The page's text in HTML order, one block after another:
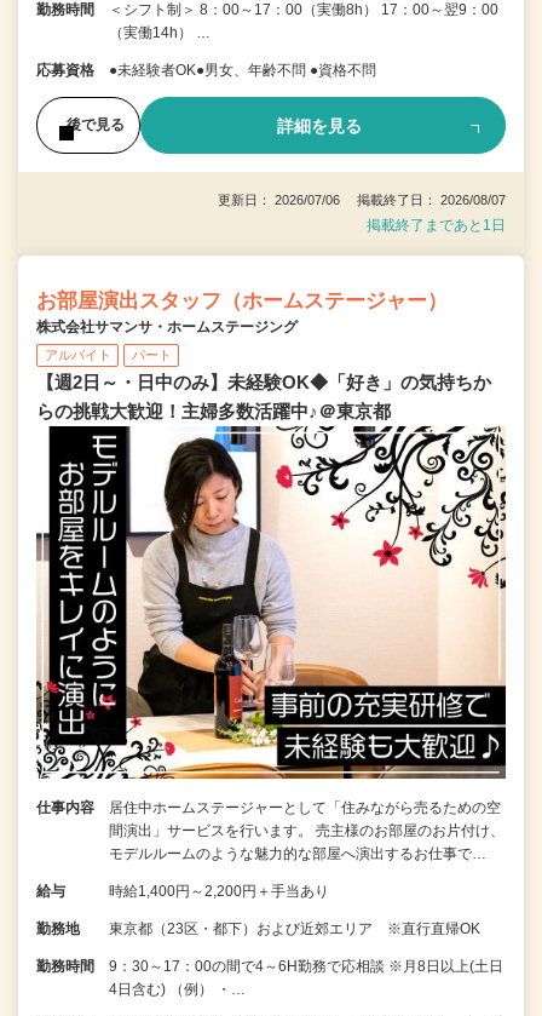
勤務時間
＜シフト制＞ 8：00～17：00（実働8h） 17：00～翌9：00
（実働14h） …
応募資格 ●未経験者OK●男女、年齢不問 ●資格不問
後で見る 詳細を見る
更新日： 2026/07/06 掲載終了日： 2026/08/07
掲載終了まであと1日
お部屋演出スタッフ（ホームステージャー）
株式会社サマンサ・ホームステージング
アルバイト パート
【週2日～・日中のみ】未経験OK◆「好き」の気持ちか
らの挑戦大歓迎！主婦多数活躍中♪＠東京都
仕事内容
居住中ホームステージャーとして「住みながら売るための空
間演出」サービスを行います。 売主様のお部屋のお片付け、
モデルルームのような魅力的な部屋へ演出するお仕事で…
給与 時給1,400円～2,200円＋手当あり
勤務地 東京都（23区・都下）および近郊エリア ※直行直帰OK
勤務時間
9：30～17：00の間で4～6H勤務で応相談 ※月8日以上(土日
4日含む) （例） ・…